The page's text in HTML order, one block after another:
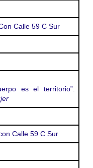
Calle 59 C Sur
es el territorio”.
Calle 59 C Sur